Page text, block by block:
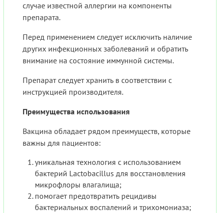
случае известной аллергии на компоненты
препарата.
Перед применением следует исключить наличие
других инфекционных заболеваний и обратить
внимание на состояние иммунной системы.
Препарат следует хранить в соответствии с
инструкцией производителя.
Преимущества использования
Вакцина обладает рядом преимуществ, которые
важны для пациентов:
уникальная технология с использованием
бактерий Lactobacillus для восстановления
микрофлоры влагалища;
помогает предотвратить рецидивы
бактериальных воспалений и трихомониаза;